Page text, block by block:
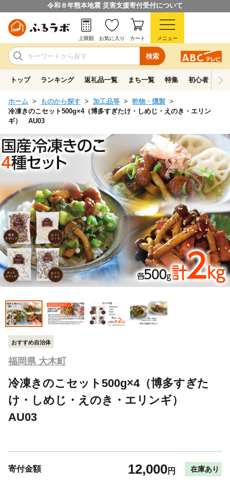
令和８年熊本地震 災害支援寄付受付について
検索
上限額 お気に入り カート メニュー
トップ ランキング 返礼品一覧 まち一覧 特集 初心者ガイド
ホーム ものから探す 加工品等
乾物・燻製
冷凍きのこセット500g×4（博多すぎたけ・しめじ・えのき・エリン
ギ） AU03
おすすめ自治体
福岡県 大木町
冷凍きのこセット500g×4（博多すぎた
け・しめじ・えのき・エリンギ）
AU03
寄付金額 12,000円 在庫あり